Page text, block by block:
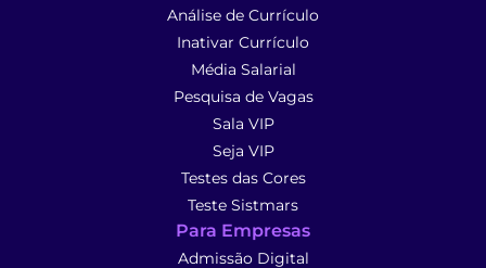
Análise de Currículo
Inativar Currículo
Média Salarial
Pesquisa de Vagas
Sala VIP
Seja VIP
Testes das Cores
Teste Sistmars
Para Empresas
Admissão Digital